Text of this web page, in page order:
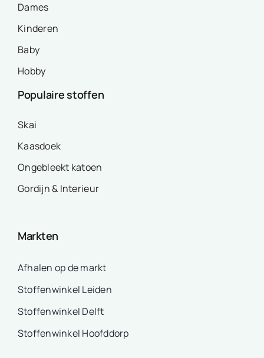
Dames
Kinderen
Baby
Hobby
Populaire stoffen
Skai
Kaasdoek
Ongebleekt katoen
Gordijn & Interieur
Markten
Afhalen op de markt
Stoffenwinkel Leiden
Stoffenwinkel Delft
Stoffenwinkel Hoofddorp